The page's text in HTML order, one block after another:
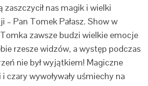
zaszczycił nas magik i wielki
– Pan Tomek Pałasz. Show w
zawsze budzi wielkie emocje
rzesze widzów, a występ podczas
nie był wyjątkiem! Magiczne
czary wywoływały uśmiechy na